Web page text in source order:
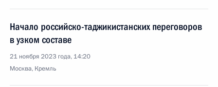
Начало российско-таджикистанских переговоров
в узком составе
21 ноября 2023 года, 14:20
Москва, Кремль